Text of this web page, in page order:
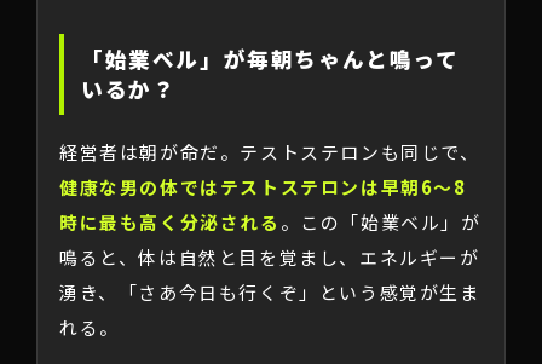
「始業ベル」が毎朝ちゃんと鳴って
いるか？
経営者は朝が命だ。テストステロンも同じで、
健康な男の体ではテストステロンは早朝6〜8
時に最も高く分泌される 。この「始業ベル」が
鳴ると、体は自然と目を覚まし、エネルギーが
湧き、「さあ今日も行くぞ」という感覚が生ま
れる。